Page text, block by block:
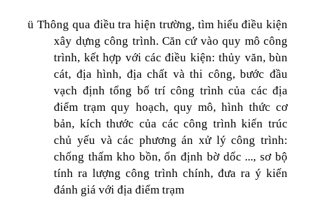
üThông qua điều tra hiện trường, tìm hiểu điều kiện
xây dựng công trình. Căn cứ vào quy mô công
trình, kết hợp với các điều kiện: thủy văn, bùn
cát, địa hình, địa chất và thi công, bước đầu
vạch định tổng bố trí công trình của các địa
điểm trạm quy hoạch, quy mô, hình thức cơ
bản, kích thước của các công trình kiến trúc
chủ yếu và các phương án xử lý công trình:
chống thấm kho bồn, ổn định bờ dốc ..., sơ bộ
tính ra lượng công trình chính, đưa ra ý kiến
đánh giá với địa điểm trạm